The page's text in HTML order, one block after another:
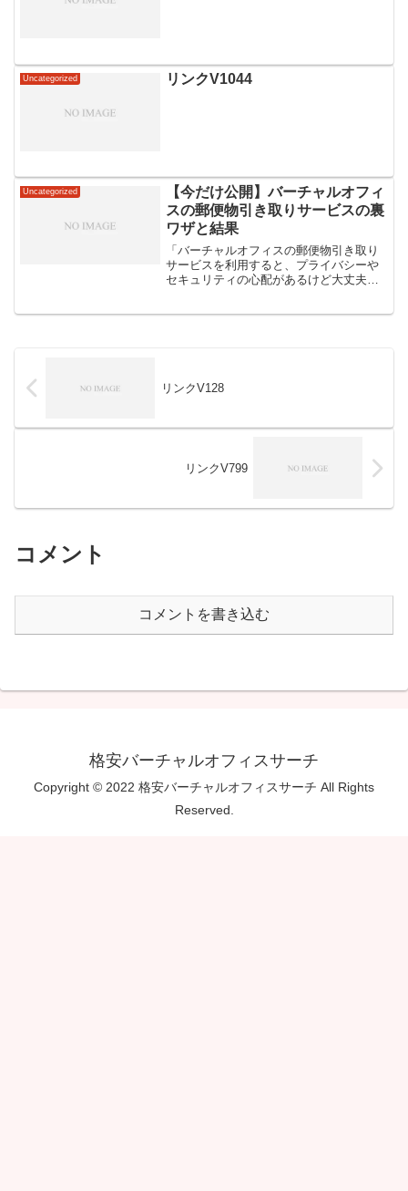
Uncategorized リンクV1044
Uncategorized
【今だけ公開】バーチャルオフィ
スの郵便物引き取りサービスの裏
ワザと結果
「バーチャルオフィスの郵便物引き取り
サービスを利用すると、プライバシーや
セキュリティの心配があるけど大丈夫か
リンクV128
リンクV799
コメント
コメントを書き込む
格安バーチャルオフィスサーチ
Copyright © 2022 格安バーチャルオフィスサーチ All Rights
Reserved.